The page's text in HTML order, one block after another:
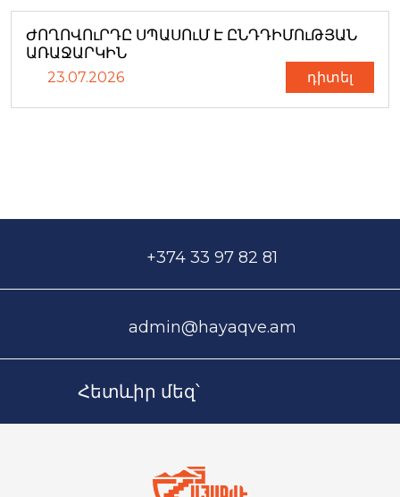
ԺՈՂՈՎՈւՐԴԸ ՍՊԱՍՈւՄ Է ԸՆԴԴԻՄՈւԹՅԱՆ
ԱՌԱՋԱՐԿԻՆ
23.07.2026 դիտել
+374 33 97 82 81
admin@hayaqve.am
Հետևիր մեզ՝